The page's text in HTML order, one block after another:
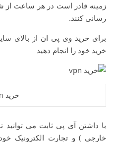
زمینه قادر است در هر ساعت از
رسانی کنند.
برای خرید وی پی ان از بالای
خرید خود را انجام دهید
خرید vpn
با داشتن آی پی ثابت می توانید
خارجی ) و تجارت الکترونیک